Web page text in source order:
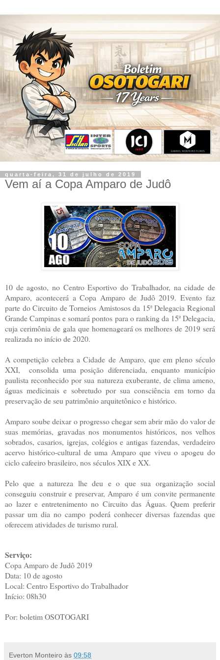
quarta-feira, 31 de julho de 2019
Vem aí a Copa Amparo de Judô
10 de agosto, no Centro Esportivo do Trabalhador, na cidade de
Amparo, acontecerá a Copa Amparo de Judô 2019. Evento faz
parte do Circuito de Torneios Amistosos da 15ª Delegacia Regional
Grande Campinas e somará pontos para o ranking da 15ª Delegacia,
cuja cerimônia de gala que homenageará os melhores de 2019 será
realizada no início de 2020.
A competição celebra a Cidade de Amparo, que em pleno século
XXI, consolida uma posição diferenciada, enquanto município
paulista reconhecido por sua natureza exuberante, de clima ameno,
águas medicinais e sobretudo por sua consciência em torno da
preservação de seu patrimônio arquitetônico e histórico.
Amparo soube deixar o progresso chegar sem abrir mão do valor de
suas memórias, gravadas nos monumentos históricos, nos velhos
sobrados, casarios, igrejas, colégios e antigas fazendas, verdadeiro
acervo histórico-cultural de uma Amparo que viveu o apogeu do
ciclo cafeeiro brasileiro, nos séculos XIX e XX.
Pelo que a natureza lhe deu e o que sua organização social
conseguiu construir e preservar, Amparo é um convite permanente
ao lazer e entretenimento no Circuito das Águas. Quem preferir
passar um dia no campo poderá conhecer diversas fazendas que
oferecem atividades de turismo rural.
Serviço:
Copa Amparo de Judô 2019
Data: 10 de agosto
Local: Centro Esportivo do Trabalhador
Início: 08h30
Por: boletim OSOTOGARI
Everton Monteiro às 09:58